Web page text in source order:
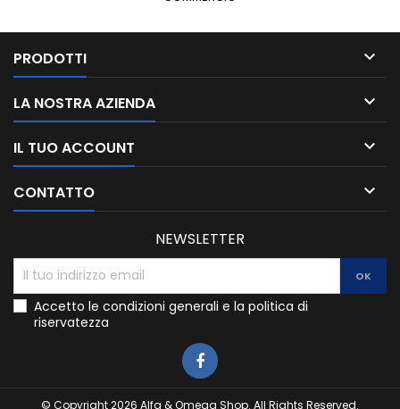
PRODOTTI 
LA NOSTRA AZIENDA 
IL TUO ACCOUNT 
CONTATTO 
NEWSLETTER
Accetto le condizioni generali e la politica di
riservatezza
© Copyright 2026 Alfa & Omega Shop. All Rights Reserved.